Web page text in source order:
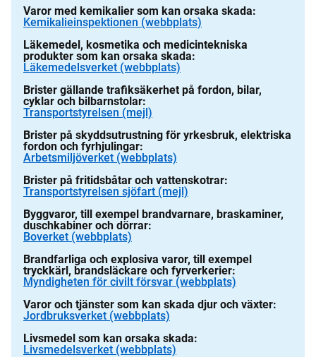
Varor med kemikalier som kan orsaka skada:
Kemikalieinspektionen (webbplats)
Läkemedel, kosmetika och medicintekniska
produkter som kan orsaka skada:
Läkemedelsverket (webbplats)
Brister gällande trafiksäkerhet på fordon, bilar,
cyklar och bilbarnstolar:
Transportstyrelsen (mejl)
Brister på skyddsutrustning för yrkesbruk, elektriska
fordon och fyrhjulingar:
Arbetsmiljöverket (webbplats)
Brister på fritidsbåtar och vattenskotrar:
Transportstyrelsen sjöfart (mejl)
Byggvaror, till exempel brandvarnare, braskaminer,
duschkabiner och dörrar:
Boverket (webbplats)
Brandfarliga och explosiva varor, till exempel
tryckkärl, brandsläckare och fyrverkerier:
Myndigheten för civilt försvar (webbplats)
Varor och tjänster som kan skada djur och växter:
Jordbruksverket (webbplats)
Livsmedel som kan orsaka skada:
Livsmedelsverket (webbplats)